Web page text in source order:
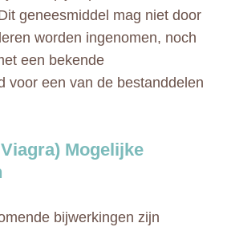
geneesmiddel mag niet door
worden ingenomen, noch
een bekende
voor een van de bestanddelen
Mogelijke
bijwerkingen zijn